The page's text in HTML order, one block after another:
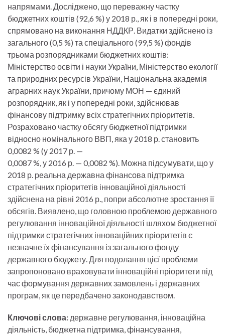
напрямами. Досліджено, що переважну частку
бюджетних коштів (92,6 %) у 2018 р., як і в попередні роки,
спрямовано на виконання НДДКР. Видатки здійснено із
загального (0,5 %) та спеціального (99,5 %) фондів
трьома розпорядниками бюджетних коштів:
Міністерство освіти і науки України, Міністерство екології
та природних ресурсів України, Національна академія
аграрних наук України, причому МОН — єдиний
розпорядник, як і у попередні роки, здійснював
фінансову підтримку всіх стратегічних пріоритетів.
Розраховано частку обсягу бюджетної підтримки
відносно номінального ВВП, яка у 2018 р. становить
0,0082 % (у 2017 р. —
0,0087 %, у 2016 р. — 0,0082 %). Можна підсумувати, що у
2018 р. реальна державна фінансова підтримка
стратегічних пріоритетів інноваційної діяльності
здійснена на рівні 2016 р., попри абсолютне зростання її
обсягів. Виявлено, що головною проблемою державного
регулювання інноваційної діяльності шляхом бюджетної
підтримки стратегічних інноваційних пріоритетів є
незначне їх фінансування із загального фонду
державного бюджету. Для подолання цієї проблеми
запропоновано враховувати інноваційні пріоритети під
час формування державних замовлень і державних
програм, як це передбачено законодавством.
Ключові слова: державне регулювання, інноваційна
діяльність, бюджетна підтримка, фінансування,